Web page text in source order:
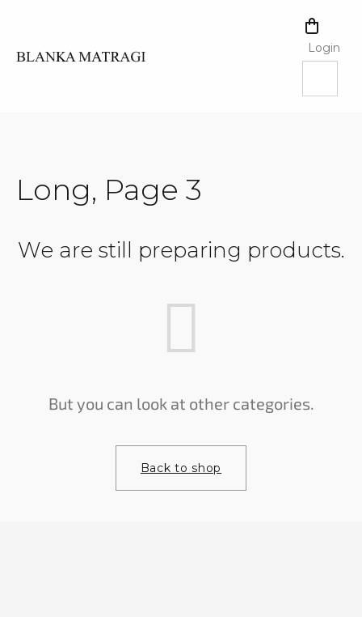
CART
Login
Long, Page 3
We are still preparing products.
But you can look at other categories.
Back to shop